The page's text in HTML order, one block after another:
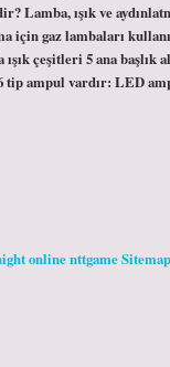
ışık ve
için gaz lambaları
çeşitleri 5 ana başlık
tip ampul vardır: LED
onlinenttgameSitemap